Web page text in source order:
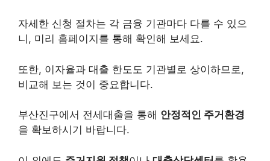
자세한 신청 절차는 각 금융 기관마다 다를 수 있으
니, 미리 홈페이지를 통해 확인해 보세요.
또한, 이자율과 대출 한도도 기관별로 상이하므로,
비교해 보는 것이 중요합니다.
부산진구에서 전세대출을 통해 안정적인 주거환경
을 확보하시기 바랍니다.